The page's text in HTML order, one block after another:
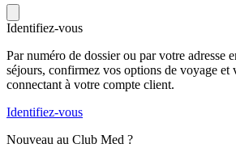
Identifiez-vous
Par numéro de dossier ou par votre adresse
séjours, confirmez vos options de voyage et
connectant à votre compte client.
Identifiez-vous
Nouveau au Club Med ?